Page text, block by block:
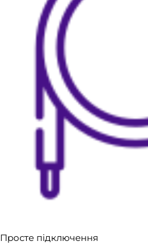
Просте підключення